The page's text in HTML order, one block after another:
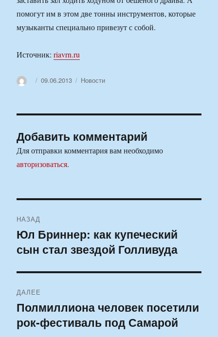
помогут им в этом две тонны инструментов, которые
музыканты специально привезут с собой.
Источник:riavrn.ru
АвторОпубликовано
09.06.2013 Рубрики
Новости
Добавить комментарий
Для отправки комментария вам необходимо
авторизоваться.
по
записям
НАЗАД
Предыдущая
запись:
Юл Бриннер: как купеческий
сын стал звездой Голливуда
ДАЛЕЕ
Следующая
запись:
Полмиллиона человек посетили
рок-фестиваль под Самарой